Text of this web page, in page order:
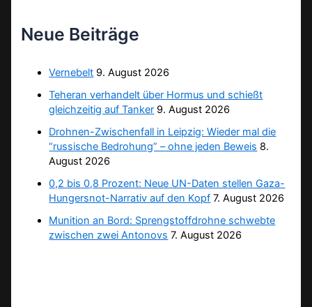
Neue Beiträge
Vernebelt 9. August 2026
Teheran verhandelt über Hormus und schießt
gleichzeitig auf Tanker 9. August 2026
Drohnen-Zwischenfall in Leipzig: Wieder mal die
“russische Bedrohung” – ohne jeden Beweis 8.
August 2026
0,2 bis 0,8 Prozent: Neue UN-Daten stellen Gaza-
Hungersnot-Narrativ auf den Kopf 7. August 2026
Munition an Bord: Sprengstoffdrohne schwebte
zwischen zwei Antonovs 7. August 2026